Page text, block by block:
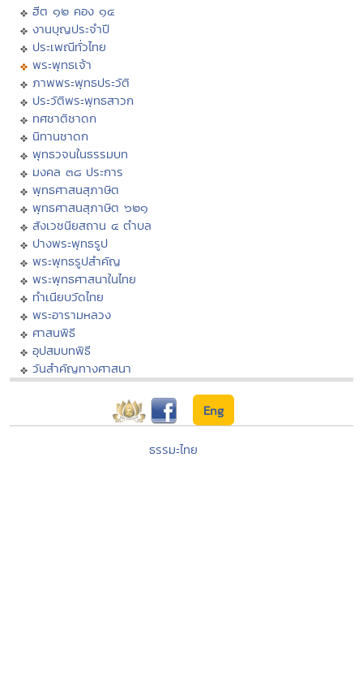
ฮีต ๑๒ คอง ๑๔
งานบุญประจำปี
ประเพณีทั่วไทย
พระพุทธเจ้า
ภาพพระพุทธประวัติ
ประวัติพระพุทธสาวก
ทศชาติชาดก
นิทานชาดก
พุทธวจนในธรรมบท
มงคล ๓๘ ประการ
พุทธศาสนสุภาษิต
พุทธศาสนสุภาษิต ๖๒๑
สังเวชนียสถาน ๔ ตำบล
ปางพระพุทธรูป
พระพุทธรูปสำคัญ
พระพุทธศาสนาในไทย
ทำเนียบวัดไทย
พระอารามหลวง
ศาสนพิธี
อุปสมบทพิธี
วันสำคัญทางศาสนา
Eng
ธรรมะไทย